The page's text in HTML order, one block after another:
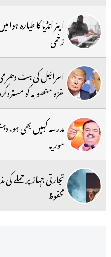
زخمی
اسرائیل کی ہٹ
غزہ منصوبہ کو
مدرسہ کہیں بھی ہو،
موریہ
محفوظ